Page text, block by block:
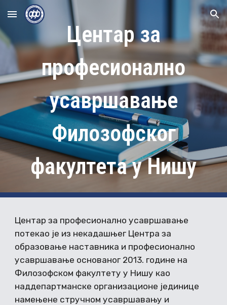
Skip to main content Skip to navigation
Центар за
професионално
усавршавање
Филозофског
факултета у Нишу
Центар за професионално усавршавање
потекао је из некадашњег Центра за
образовање наставника и професионално
усавршавање основаног 2013. године на
Филозофском факултету у Нишу као
наддепартманске организационе јединице
намењене стручном усавршавању и